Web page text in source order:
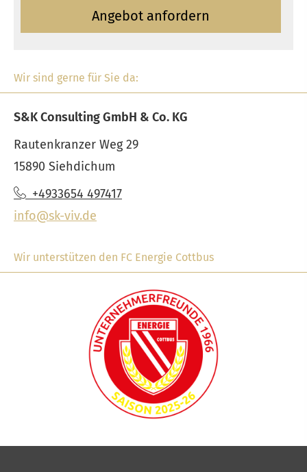
An­ge­bot an­for­dern
Wir sind gerne für Sie da:
S&K Consulting GmbH & Co. KG
Rautenkranzer Weg 29
15890 Siehdichum
+4933654 497417
info@sk-viv.de
Wir unterstützen den FC Energie Cottbus